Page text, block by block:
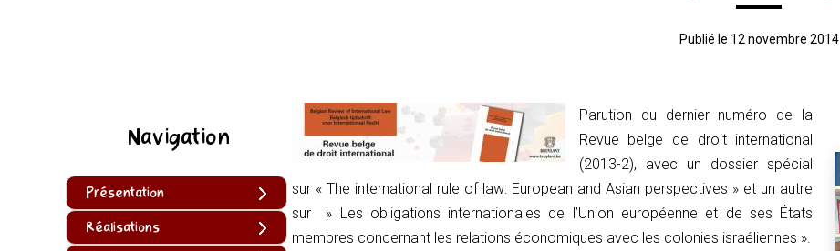
Publié le 12 novembre 2014
Navigation
Présentation
Réalisations
Parution du dernier numéro de la
Revue belge de droit international
(2013-2), avec un dossier spécial
sur « The international rule of law: European and Asian perspectives » et un autre
sur » Les obligations internationales de l’Union européenne et de ses États
membres concernant les relations économiques avec les colonies israéliennes ».